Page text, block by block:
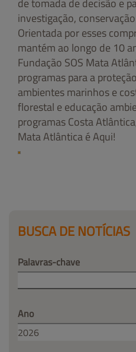
investigação,
Orientada por esses
mantém ao longo de 10
Fundação SOS Mata
programas para a
ambientes marinhos e
florestal e educação
programas Costa
Mata Atlântica é Aqui!
BUSCA DE NOTÍCIAS
Palavras-chave
Ano